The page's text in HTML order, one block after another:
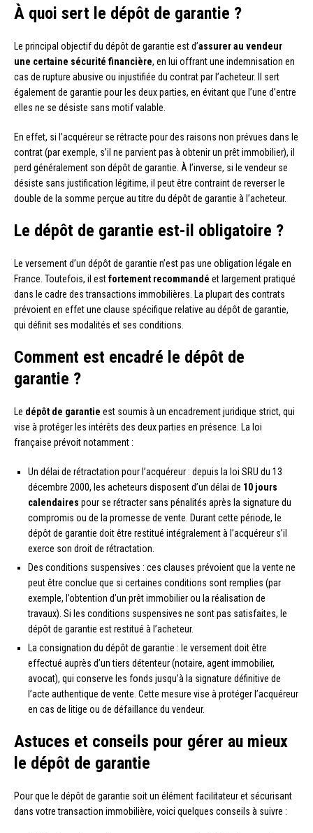
À quoi sert le dépôt de garantie ?
Le principal objectif du dépôt de garantie est d’assurer au vendeur
une certaine sécurité financière, en lui offrant une indemnisation en
cas de rupture abusive ou injustifiée du contrat par l’acheteur. Il sert
également de garantie pour les deux parties, en évitant que l’une d’entre
elles ne se désiste sans motif valable.
En effet, si l’acquéreur se rétracte pour des raisons non prévues dans le
contrat (par exemple, s’il ne parvient pas à obtenir un prêt immobilier), il
perd généralement son dépôt de garantie. À l’inverse, si le vendeur se
désiste sans justification légitime, il peut être contraint de reverser le
double de la somme perçue au titre du dépôt de garantie à l’acheteur.
Le dépôt de garantie est-il obligatoire ?
Le versement d’un dépôt de garantie n’est pas une obligation légale en
France. Toutefois, il estfortement recommandé et largement pratiqué
dans le cadre des transactions immobilières. La plupart des contrats
prévoient en effet une clause spécifique relative au dépôt de garantie,
qui définit ses modalités et ses conditions.
Comment est encadré le dépôt de
garantie ?
Le dépôt de garantie est soumis à un encadrement juridique strict, qui
vise à protéger les intérêts des deux parties en présence. La loi
française prévoit notamment :
Un délai de rétractation pour l’acquéreur : depuis la loi SRU du 13
décembre 2000, les acheteurs disposent d’un délai de 10 jours
calendaires pour se rétracter sans pénalités après la signature du
compromis ou de la promesse de vente. Durant cette période, le
dépôt de garantie doit être restitué intégralement à l’acquéreur s’il
exerce son droit de rétractation.
Des conditions suspensives : ces clauses prévoient que la vente ne
peut être conclue que si certaines conditions sont remplies (par
exemple, l’obtention d’un prêt immobilier ou la réalisation de
travaux). Si les conditions suspensives ne sont pas satisfaites, le
dépôt de garantie est restitué à l’acheteur.
La consignation du dépôt de garantie : le versement doit être
effectué auprès d’un tiers détenteur (notaire, agent immobilier,
avocat), qui conserve les fonds jusqu’à la signature définitive de
l’acte authentique de vente. Cette mesure vise à protéger l’acquéreur
en cas de litige ou de défaillance du vendeur.
Astuces et conseils pour gérer au mieux
le dépôt de garantie
Pour que le dépôt de garantie soit un élément facilitateur et sécurisant
dans votre transaction immobilière, voici quelques conseils à suivre :